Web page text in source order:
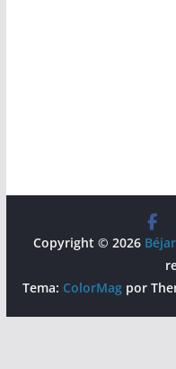
Copyright © 2026
Tema: ColorMagpor